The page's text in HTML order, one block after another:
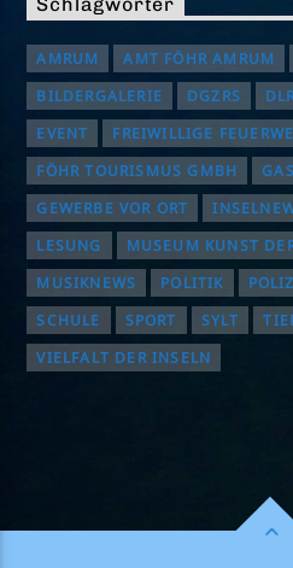
AMRUM AMT FÖHR AMRUM
BILDERGALERIE
DGZRS
EVENT
FREIWILLIGE
FÖHR TOURISMUS GMBH
GEWERBE VOR ORT
LESUNG
MUSEUM KUNST
MUSIKNEWS
POLITIK
SCHULE
SPORT SYLT
VIELFALT DER INSELN